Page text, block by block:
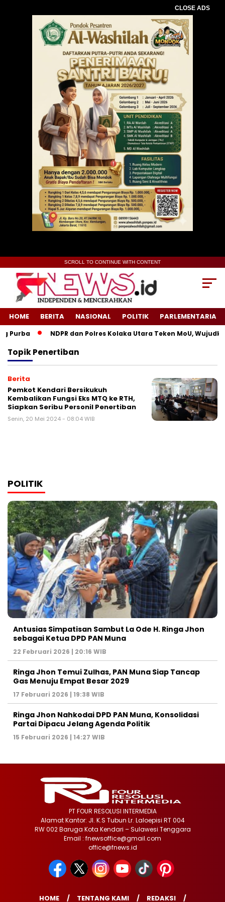
CLOSE ADS
SCROLL TO CONTINUE WITH CONTENT
HOME BERITA NASIONAL POLITIK PARLEMENTARIA
Purba NDPR dan Polres Kolaka Utara Teken MoU,
TopikPenertiban
Berita
Pemkot Kendari Bersikukuh
Kembalikan Fungsi Eks MTQ ke RTH,
Siapkan Seribu Personil Penertiban
Senin, 20 Mei 2024 - 08:04 WIB
POLITIK
Antusias Simpatisan Sambut La Ode H. Ringa Jhon
sebagai Ketua DPD PAN Muna
22 Februari 2026 | 20:16 WIB
Ringa Jhon Temui Zulhas, PAN Muna Siap Tancap
Gas Menuju Empat Besar 2029
17 Februari 2026 | 19:38 WIB
Ringa Jhon Nahkodai DPD PAN Muna, Konsolidasi
Partai Dipacu Jelang Agenda Politik
15 Februari 2026 | 14:27 WIB
PT FOUR RESOLUSI INTERMEDIA
Alamat Kantor: Jl. K.S Tubun Lr. Laloepisi RT 004
RW 002 Baruga Kota Kendari – Sulawesi Tenggara
Email : fnewsoffice@gmail.com
office@fnews.id
HOME TENTANG KAMI REDAKSI